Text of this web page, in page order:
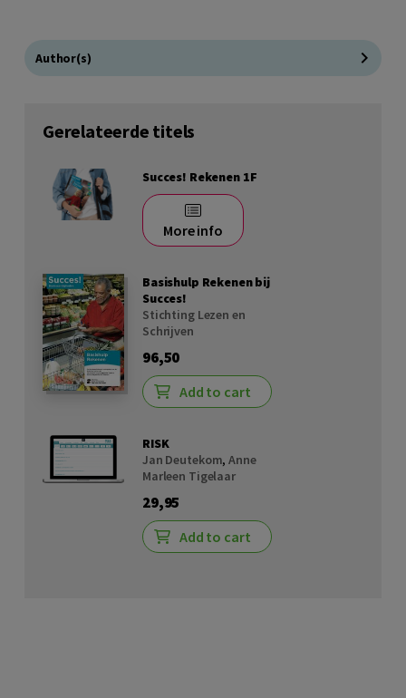
Author(s)
Gerelateerde titels
Succes! Rekenen 1F
More info
Basishulp Rekenen bij
Succes!
Stichting Lezen en
Schrijven
96,50
Add to cart
RISK
Jan Deutekom,Anne
Marleen Tigelaar
29,95
Add to cart